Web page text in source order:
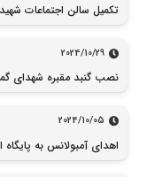
تکمیل سالن اجتماعات
2024/10/29
نصب گنبد مقبره شهدای
2024/10/05
اهدای آمبولانس به پایگاه اورژانس